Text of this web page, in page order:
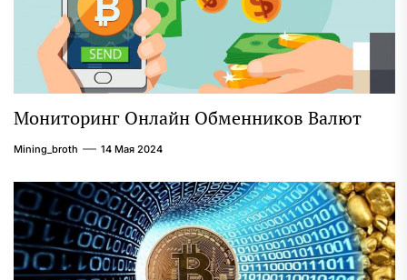
Мониторинг Онлайн Обменников Валют
Mining_broth 14 Мая 2024